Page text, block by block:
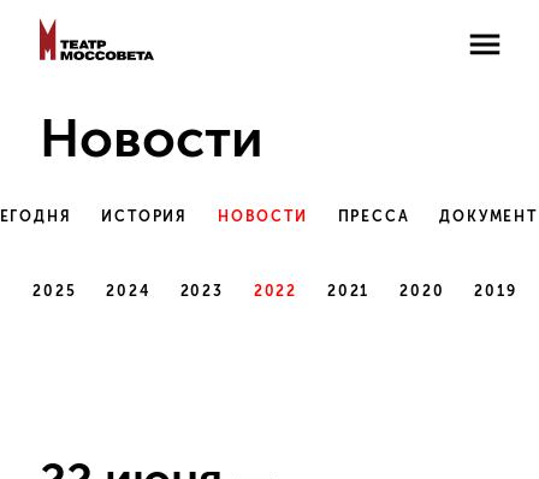
Новости
ИСТОРИЯ НОВОСТИ ПРЕССА
2025 2024 2023 2022 2021 2020 2019